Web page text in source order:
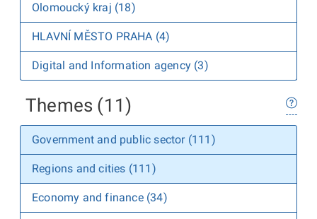
Olomoucký kraj (18)
HLAVNÍ MĚSTO PRAHA (4)
Digital and Information agency (3)
Themes (11)
Government and public sector (111)
Regions and cities (111)
Economy and finance (34)